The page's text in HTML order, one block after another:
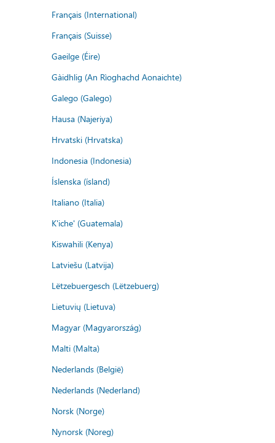
Français (International)
Français (Suisse)
Gaeilge (Éire)
Gàidhlig (An Rìoghachd Aonaichte)
Galego (Galego)
Hausa (Najeriya)
Hrvatski (Hrvatska)
Indonesia (Indonesia)
Íslenska (ísland)
Italiano (Italia)
K'iche' (Guatemala)
Kiswahili (Kenya)
Latviešu (Latvija)
Lëtzebuergesch (Lëtzebuerg)
Lietuvių (Lietuva)
Magyar (Magyarország)
Malti (Malta)
Nederlands (België)
Nederlands (Nederland)
Norsk (Norge)
Nynorsk (Noreg)